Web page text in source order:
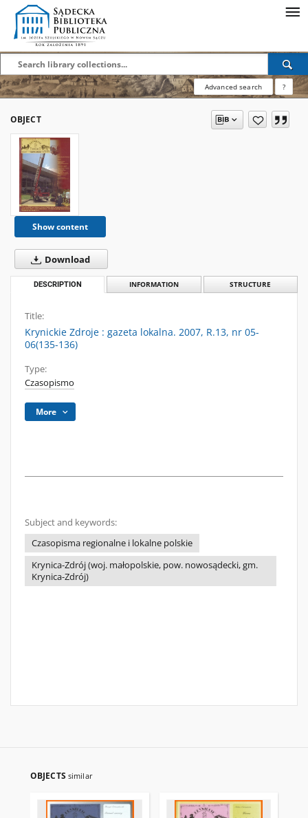
Advanced search ?
OBJECT
Show content
Download
DESCRIPTION INFORMATION STRUCTURE
Title:
Krynickie Zdroje : gazeta lokalna. 2007, R.13, nr 05-
06(135-136)
Type:
Czasopismo
More
Subject and keywords:
Czasopisma regionalne i lokalne polskie
Krynica-Zdrój (woj. małopolskie, pow. nowosądecki, gm.
Krynica-Zdrój)
OBJECTS similar